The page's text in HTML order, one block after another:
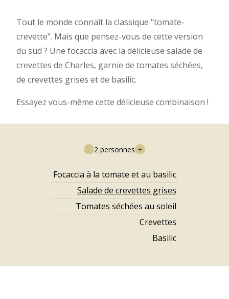
Tout le monde connaît la classique "tomate-
crevette". Mais que pensez-vous de cette version
du sud ? Une focaccia avec la délicieuse salade de
crevettes de Charles, garnie de tomates séchées,
de crevettes grises et de basilic.
Essayez vous-même cette délicieuse combinaison !
- 2 personnes +
Focaccia à la tomate et au basilic
Salade de crevettes grises
Tomates séchées au soleil
Crevettes
Basilic